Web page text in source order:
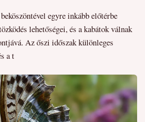
egyre inkább előtérbe
lehetőségei, és a kabátok válnak
Az őszi időszak különleges
a t